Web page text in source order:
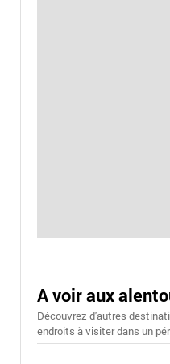
A voir aux
Découvrez d'autres
endroits à visiter dans un